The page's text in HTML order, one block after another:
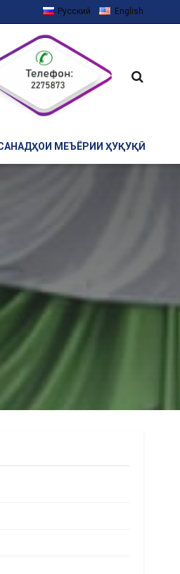
Русский English
МЕЪЁРИИ ҲУҚУҚӢ